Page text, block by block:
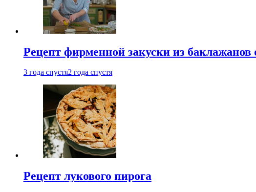
Рецепт фирменной закуски из
3 года спустя2 года спустя
Рецепт лукового пирога